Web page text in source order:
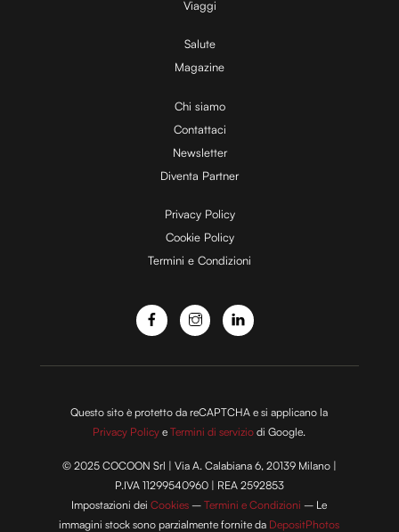
V
i
d
e
o
Viaggi
Salute
Magazine
Chi siamo
Contattaci
Newsletter
Diventa Partner
Privacy Policy
Cookie Policy
Termini e Condizioni
Questo sito è protetto da reCAPTCHA e si applicano la
Privacy Policy eTermini di servizio di Google.
© 2025 COCOON Srl | Via A. Calabiana 6, 20139 Milano |
P.IVA 11299540960 | REA 2592853
Impostazioni deiCookies –Termini e Condizioni – Le
immagini stock sono parzialmente fornite da DepositPhotos